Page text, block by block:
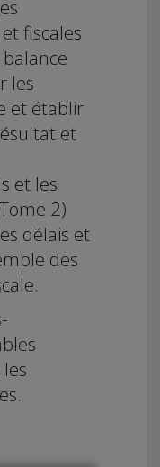
fiscales
les
et établir
et
et les
2)
délais et
des